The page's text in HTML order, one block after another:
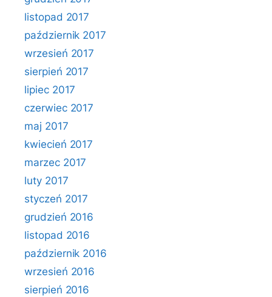
listopad 2017
październik 2017
wrzesień 2017
sierpień 2017
lipiec 2017
czerwiec 2017
maj 2017
kwiecień 2017
marzec 2017
luty 2017
styczeń 2017
grudzień 2016
listopad 2016
październik 2016
wrzesień 2016
sierpień 2016